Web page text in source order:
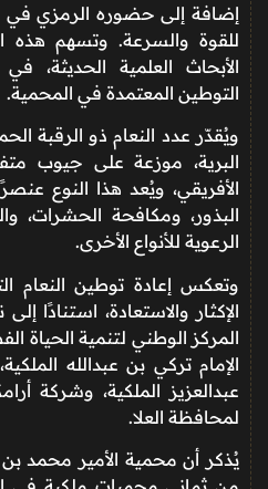
إضافة إلى حضوره الرمزي في
للقوة والسرعة. وتسهم هذه
الأبحاث العلمية الحديثة،
التوطين المعتمدة في المحمية.
ويُقدّر عدد النعام ذو الرقبة
البرية، موزعة على جيوب
الأفريقي، ويُعد هذا النوع
البذور، ومكافحة الحشرات،
الرعوية للأنواع الأخرى.
وتعكس إعادة توطين النعام
الإكثار والاستعادة، استنادًا
المركز الوطني لتنمية الحياة
الإمام تركي بن عبدالله
عبدالعزيز الملكية، وشركة
لمحافظة العلا.
يُذكر أن محمية الأمير محمد